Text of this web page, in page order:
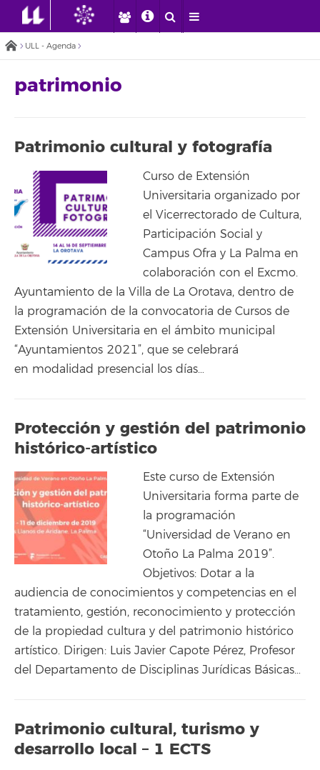
ULL - Agenda
patrimonio
Patrimonio cultural y fotografía
Curso de Extensión
Universitaria organizado por
el Vicerrectorado de Cultura,
Participación Social y
Campus Ofra y La Palma en
colaboración con el Excmo.
Ayuntamiento de la Villa de La Orotava, dentro de
la programación de la convocatoria de Cursos de
Extensión Universitaria en el ámbito municipal
“Ayuntamientos 2021”, que se celebrará
en modalidad presencial los días…
Protección y gestión del patrimonio
histórico-artístico
Este curso de Extensión
Universitaria forma parte de
la programación
“Universidad de Verano en
Otoño La Palma 2019”.
Objetivos: Dotar a la
audiencia de conocimientos y competencias en el
tratamiento, gestión, reconocimiento y protección
de la propiedad cultura y del patrimonio histórico
artístico. Dirigen: Luis Javier Capote Pérez, Profesor
del Departamento de Disciplinas Jurídicas Básicas…
Patrimonio cultural, turismo y
desarrollo local – 1 ECTS